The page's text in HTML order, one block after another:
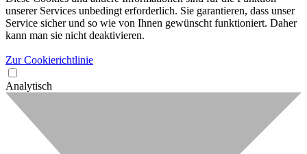
unserer Services unbedingt erforderlich. Sie garantieren, dass unser
Service sicher und so wie von Ihnen gewünscht funktioniert. Daher
kann man sie nicht deaktivieren.
Zur Cookierichtlinie
Analytisch